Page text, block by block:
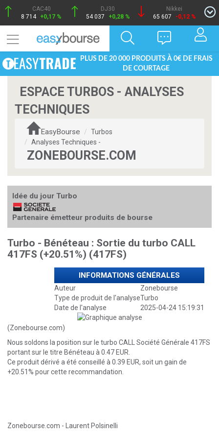
CAC40
8 714 +0,17 %
DJ30
54 037
+0,28 %
Nikkei
65 607
-0,12 %
PLUS DE 20 000 PRODUITS À 0€ DE FRAIS
DE COURTAGE
ESPACE TURBOS - ANALYSES
TECHNIQUES
EasyBourse
Turbos
Analyses Techniques -
ZONEBOURSE.COM
Idée du jour Turbo
Partenaire émetteur produits de bourse
Turbo - Bénéteau : Sortie du turbo CALL
417FS (+20.51%) (417FS)
INFORMATIONS GÉNÉRALES
Auteur
Zonebourse
Type de produit de l'analyseTurbo
Date de l'analyse
2025-04-24 15:19:31
(Zonebourse.com)
Nous soldons la position sur le turbo CALL Société Générale 417FS
portant sur le titre Bénéteau à 0.47 EUR.
Ce produit dérivé a été conseillé à 0.39 EUR, soit un gain de
+20.51% pour cette recommandation.
Zonebourse.com - Laurent Polsinelli